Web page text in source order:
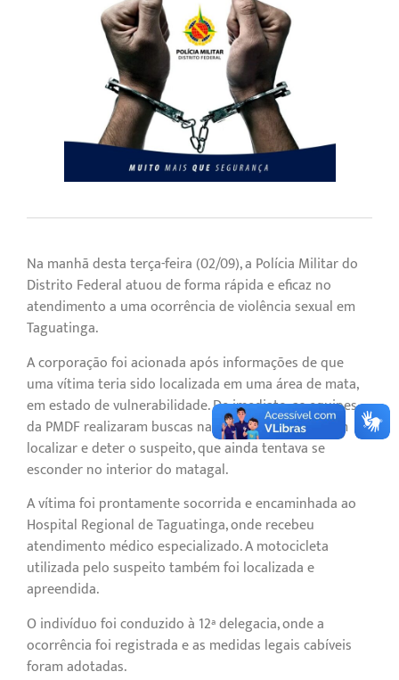
Na manhã desta terça-feira (02/09), a Polícia Militar do
Distrito Federal atuou de forma rápida e eficaz no
atendimento a uma ocorrência de violência sexual em
Taguatinga.
A corporação foi acionada após informações de que
uma vítima teria sido localizada em uma área de mata,
em estado de vulnerabilidade. De imediato, as equipes
da PMDF realizaram buscas na região e conseguiram
localizar e deter o suspeito, que ainda tentava se
esconder no interior do matagal.
A vítima foi prontamente socorrida e encaminhada ao
Hospital Regional de Taguatinga, onde recebeu
atendimento médico especializado. A motocicleta
utilizada pelo suspeito também foi localizada e
apreendida.
O indivíduo foi conduzido à 12ª delegacia, onde a
ocorrência foi registrada e as medidas legais cabíveis
foram adotadas.